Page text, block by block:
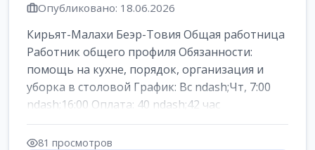
Опубликовано: 18.06.2026
Кирьят-Малахи Беэр-Товия Общая работница
Работник общего профиля Обязанности:
помощь на кухне, порядок, организация и
уборка в столовой График: Вс ndash;Чт, 7:00
ndash;16:00 Оплата: 40 ndash;42 час
81 просмотров